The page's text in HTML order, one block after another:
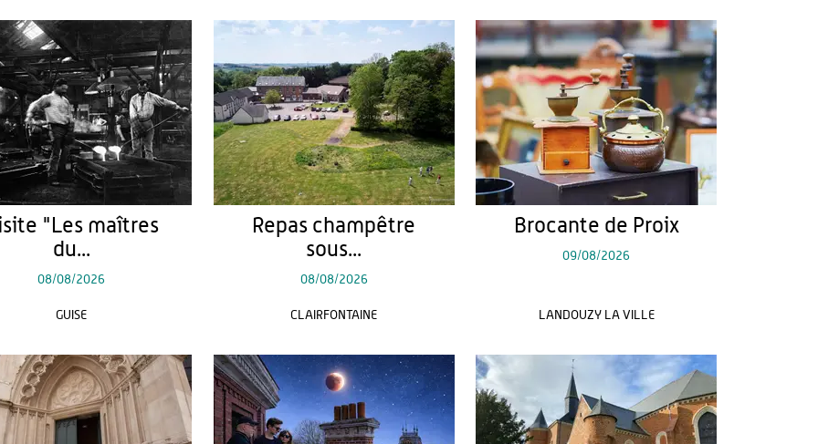
"Les maîtres
du...
08/08/2026
GUISE
Repas champêtre
sous...
08/08/2026
CLAIRFONTAINE
Brocante de Proix
09/08/2026
LANDOUZY LA VILLE